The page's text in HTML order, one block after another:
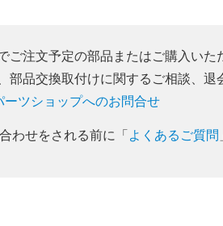
ご注文予定の部品またはご購入い
部品交換取付けに関するご相談、退
ーツショップへのお問合せ
わせをされる前に「よくあるご質問